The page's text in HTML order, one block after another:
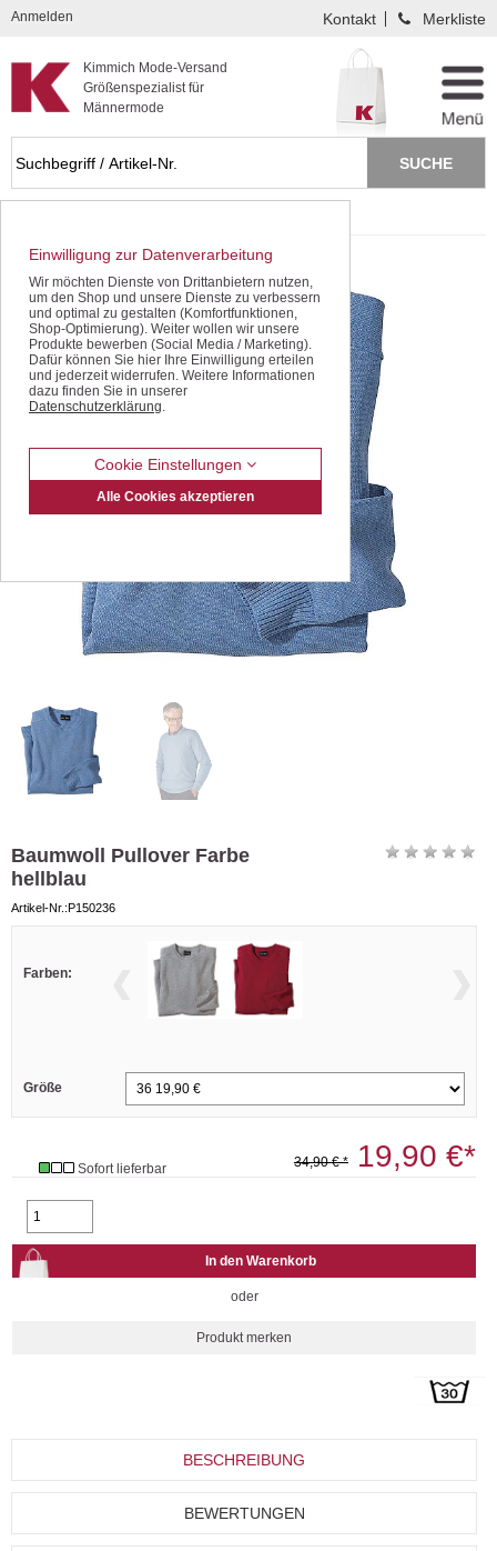
Kompletten Head der Seite überspringen
Kimmich Mode-Versand
Größenspezialist für
Männermode
Anmelden Kontakt Merkliste
Baumwoll Pullover Farbe
hellblau
Artikel-Nr.:P150236
Farben:
Größe
Sofort lieferbar 34,90 € * 19,90 €*
oder
BESCHREIBUNG
BEWERTUNGEN
Einwilligung zur Datenverarbeitung
Wir möchten Dienste von Drittanbietern nutzen,
um den Shop und unsere Dienste zu verbessern
und optimal zu gestalten (Komfortfunktionen,
Shop-Optimierung). Weiter wollen wir unsere
Produkte bewerben (Social Media / Marketing).
Dafür können Sie hier Ihre Einwilligung erteilen
und jederzeit widerrufen. Weitere Informationen
dazu finden Sie in unserer
Datenschutzerklärung.
Cookie Einstellungen
Alle Cookies akzeptieren